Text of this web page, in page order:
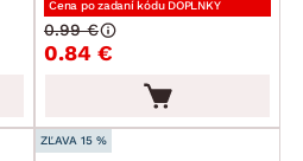
Cena po zadaní kódu DOPLNKY
0.84 €
0.99 €
ZĽAVA 15 %